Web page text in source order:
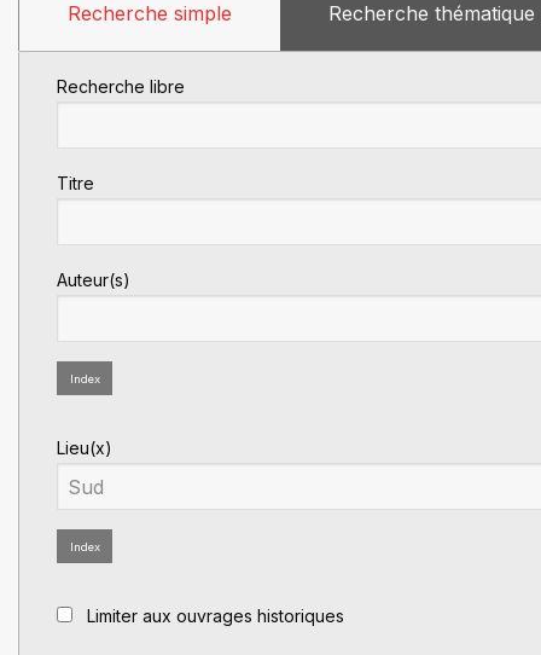
Recherche simple Recherche thématique
Recherche libre
Titre
Auteur(s)
Index
Lieu(x)
Index
Limiter aux ouvrages historiques